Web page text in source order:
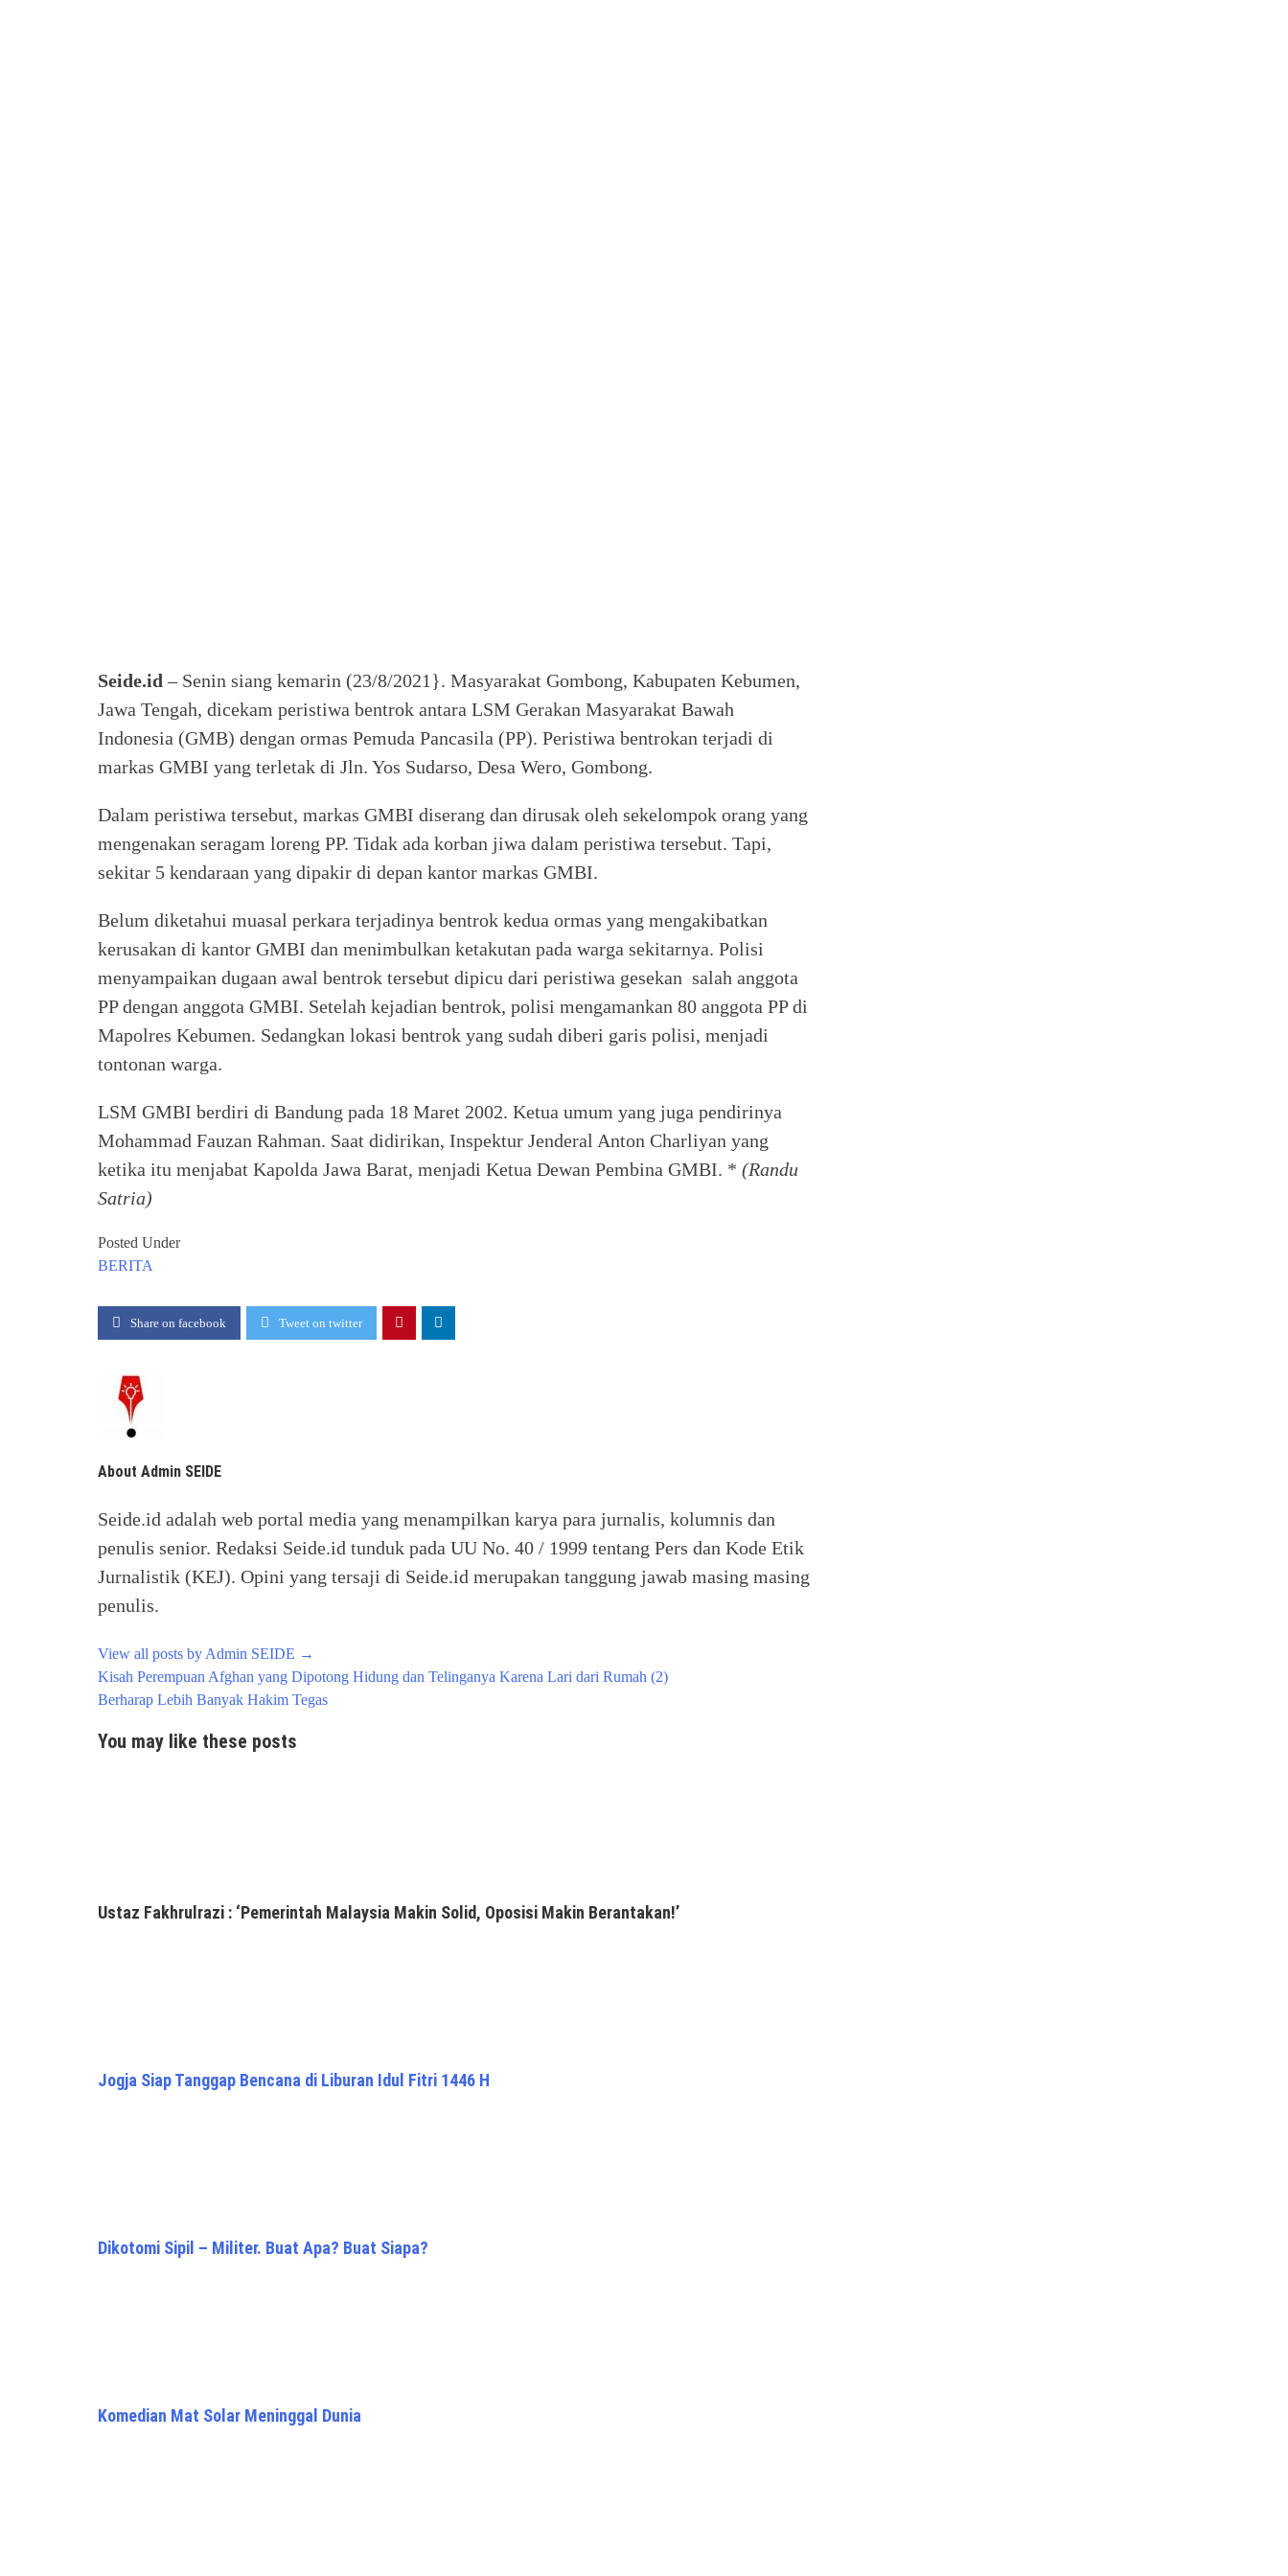
Seide.id – Senin siang kemarin (23/8/2021}. Masyarakat Gombong, Kabupaten Kebumen,
Jawa Tengah, dicekam peristiwa bentrok antara LSM Gerakan Masyarakat Bawah
Indonesia (GMB) dengan ormas Pemuda Pancasila (PP). Peristiwa bentrokan terjadi di
markas GMBI yang terletak di Jln. Yos Sudarso, Desa Wero, Gombong.
Dalam peristiwa tersebut, markas GMBI diserang dan dirusak oleh sekelompok orang yang
mengenakan seragam loreng PP. Tidak ada korban jiwa dalam peristiwa tersebut. Tapi,
sekitar 5 kendaraan yang dipakir di depan kantor markas GMBI.
Belum diketahui muasal perkara terjadinya bentrok kedua ormas yang mengakibatkan
kerusakan di kantor GMBI dan menimbulkan ketakutan pada warga sekitarnya. Polisi
menyampaikan dugaan awal bentrok tersebut dipicu dari peristiwa gesekan salah anggota
PP dengan anggota GMBI. Setelah kejadian bentrok, polisi mengamankan 80 anggota PP di
Mapolres Kebumen. Sedangkan lokasi bentrok yang sudah diberi garis polisi, menjadi
tontonan warga.
LSM GMBI berdiri di Bandung pada 18 Maret 2002. Ketua umum yang juga pendirinya
Mohammad Fauzan Rahman. Saat didirikan, Inspektur Jenderal Anton Charliyan yang
ketika itu menjabat Kapolda Jawa Barat, menjadi Ketua Dewan Pembina GMBI. * (Randu
Satria)
Posted Under
BERITA
Share on facebook Tweet on twitter
About Admin SEIDE
Seide.id adalah web portal media yang menampilkan karya para jurnalis, kolumnis dan
penulis senior. Redaksi Seide.id tunduk pada UU No. 40 / 1999 tentang Pers dan Kode Etik
Jurnalistik (KEJ). Opini yang tersaji di Seide.id merupakan tanggung jawab masing masing
penulis.
View all posts by Admin SEIDE →
Post
navigation
Kisah Perempuan Afghan yang Dipotong Hidung dan Telinganya Karena Lari dari Rumah (2)
Berharap Lebih Banyak Hakim Tegas
You may like these posts
Ustaz Fakhrulrazi : ‘Pemerintah Malaysia Makin Solid, Oposisi Makin Berantakan!’
Jogja Siap Tanggap Bencana di Liburan Idul Fitri 1446 H
Dikotomi Sipil – Militer. Buat Apa? Buat Siapa?
Komedian Mat Solar Meninggal Dunia